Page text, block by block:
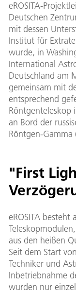
eROSITA-
Deutschen
mit dessen
Institut für
wurde, in
International
Deutschland am
gemeinsam mit
entsprechend
Röntgenteleskop
an Bord der
Röntgen-Gamma
"First
eROSITA besteht
aus den heißen
Seit dem Start
Techniker und
Inbetriebnahme
wurden nur